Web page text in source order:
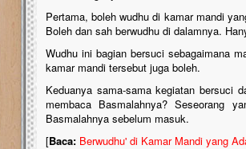
Pertama, boleh wudhu di kamar mandi
Boleh dan sah berwudhu di dalamnya.
Wudhu ini bagian bersuci sebagaimana
kamar mandi tersebut juga boleh.
Keduanya sama-sama kegiatan bersuci
membaca Basmalahnya? Seseorang
Basmalahnya sebelum masuk.
[Baca: Berwudhu' di Kamar Mandi yang